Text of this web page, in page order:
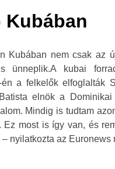
Kubában
Kubában nem csak az
ünneplik.A kubai
én a felkelők elfoglalták
elnök a
Mindig is tudtam
Ez most is így van, és
nyilatkozta az Euronews